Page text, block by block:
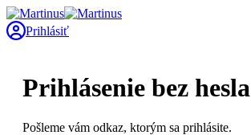
Prihlásiť
Prihlásenie bez hesla
Pošleme vám odkaz, ktorým sa prihlásite.